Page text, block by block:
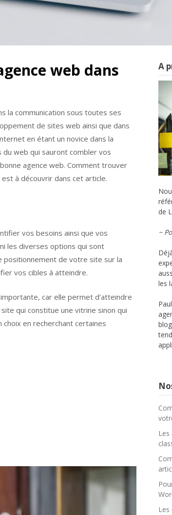
web dans
la communication sous toutes ses
de sites web ainsi que dans
en étant un novice dans la
web qui sauront combler vos
agence web. Comment trouver
à découvrir dans cet article.
vos besoins ainsi que vos
les diverses options qui sont
positionnement de votre site sur la
vos cibles à atteindre.
car elle permet d’atteindre
qui constitue une vitrine sinon qui
en recherchant certaines
A
de
~
les
Les
Les